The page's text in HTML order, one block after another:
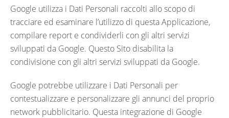
Google utilizza i Dati Personali raccolti allo scopo di
tracciare ed esaminare l’utilizzo di questa Applicazione,
compilare report e condividerli con gli altri servizi
sviluppati da Google. Questo Sito disabilita la
condivisione con gli altri servizi sviluppati da Google.
Google potrebbe utilizzare i Dati Personali per
contestualizzare e personalizzare gli annunci del proprio
network pubblicitario. Questa integrazione di Google